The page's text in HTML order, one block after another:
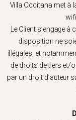
Villa Occitana met à
Le Client s’engage
disposition ne
illégales, et
de droits de tiers et/
par un droit d’auteur